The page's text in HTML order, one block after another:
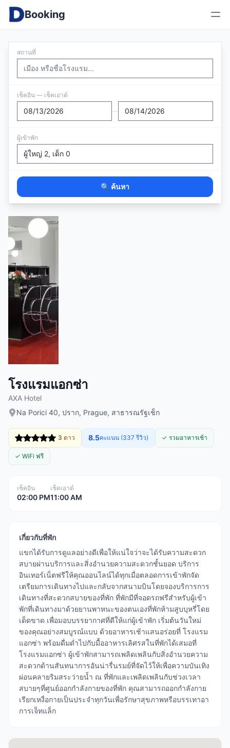
Booking
สถานที่
เช็คอิน — เช็คเอาต์
—
ผู้เข้าพัก
🔍 ค้นหา
โรงแรมแอกซ่า
AXA Hotel
Na Porici 40, ปราก, Prague, สาธารณรัฐเช็ก
3 ดาว 8.5คะแนน (337 รีวิว) ✓ รวมอาหารเช้า
✓ WiFi ฟรี
เช็คอิน
02:00 PM
เช็คเอาต์
11:00 AM
เกี่ยวกับที่พัก
แขกได้รับการดูแลอย่างดีเพื่อให้แน่ใจว่าจะได้รับความสะดวก
สบายผ่านบริการและสิ่งอำนวยความสะดวกชั้นยอด บริการ
อินเทอร์เน็ตฟรีให้คุณออนไลน์ได้ทุกเมื่อตลอดการเข้าพักจัด
เตรียมการเดินทางไปและกลับจากสนามบินโดยจองบริการการ
เดินทางที่สะดวกสบายของที่พัก ที่พักมีที่จอดรถฟรีสำหรับผู้เข้า
พักที่เดินทางมาด้วยยานพาหนะของตนเองที่พักห้ามสูบบุหรี่โดย
เด็ดขาด เพื่อมอบบรรยากาศที่ดีให้แก่ผู้เข้าพัก เริ่มต้นวันใหม่
ของคุณอย่างสมบูรณ์แบบ ด้วยอาหารเช้าแสนอร่อยที่ โรงแรม
แอกซ่า พร้อมดื่มด่ำไปกับมื้ออาหารเลิศรสในที่พักได้เสมอที่
โรงแรมแอกซ่า ผู้เข้าพักสามารถเพลิดเพลินกับสิ่งอำนวยความ
สะดวกด้านสันทนาการอันน่ารื่นรมย์ที่จัดไว้ให้เพื่อความบันเทิง
ผ่อนคลายริมสระว่ายน้ำ ณ ที่พักและเพลิดเพลินกับช่วงเวลา
สบายๆที่ศูนย์ออกกำลังกายของที่พัก คุณสามารถออกกำลังกาย
เรียกเหงื่อกายเป็นประจำทุกวันเพื่อรักษาสุขภาพหรือบรรเทาอา
การเจ็ทแล็ก